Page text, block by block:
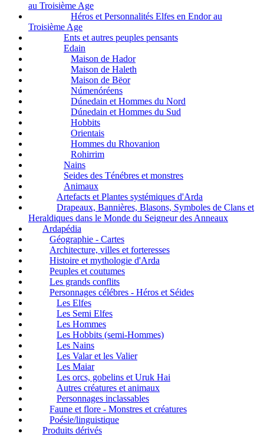
au Troisième Age
Héros et Personnalités Elfes en Endor au
Troisième Age
Ents et autres peuples pensants
Edain
Maison de Hador
Maison de Haleth
Maison de Bëor
Númenóréens
Dúnedain et Hommes du Nord
Dúnedain et Hommes du Sud
Hobbits
Orientais
Hommes du Rhovanion
Rohirrim
Nains
Seides des Ténébres et monstres
Animaux
Artefacts et Plantes systémiques d'Arda
Drapeaux, Bannières, Blasons, Symboles de Clans et
Heraldiques dans le Monde du Seigneur des Anneaux
Ardapédia
Géographie - Cartes
Architecture, villes et forteresses
Histoire et mythologie d'Arda
Peuples et coutumes
Les grands conflits
Personnages célébres - Héros et Séides
Les Elfes
Les Semi Elfes
Les Hommes
Les Hobbits (semi-Hommes)
Les Nains
Les Valar et les Valier
Les Maiar
Les orcs, gobelins et Uruk Hai
Autres créatures et animaux
Personnages inclassables
Faune et flore - Monstres et créatures
Poésie/linguistique
Produits dérivés